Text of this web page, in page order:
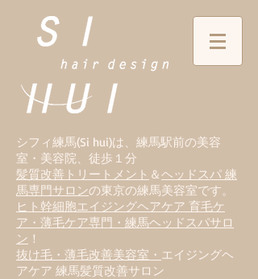
シフィ練馬(Si hui)は、 練馬駅前の美容
室・美容院、徒歩１分
髪質改善トリートメント ＆ヘッドスパ 練
馬専門サロンの東京の練馬美容室です。
ヒト幹細胞エイジングヘアケア 育毛ケ
ア・薄毛ケア専門・練馬ヘッドスパサロ
ン ！
抜け毛・薄毛改善美容室・ エイジングヘ
アケア 練馬髪質改善サロン